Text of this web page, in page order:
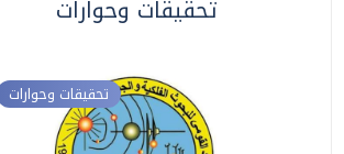
تحقيقات وحوارات
تحقيقات وحوارات